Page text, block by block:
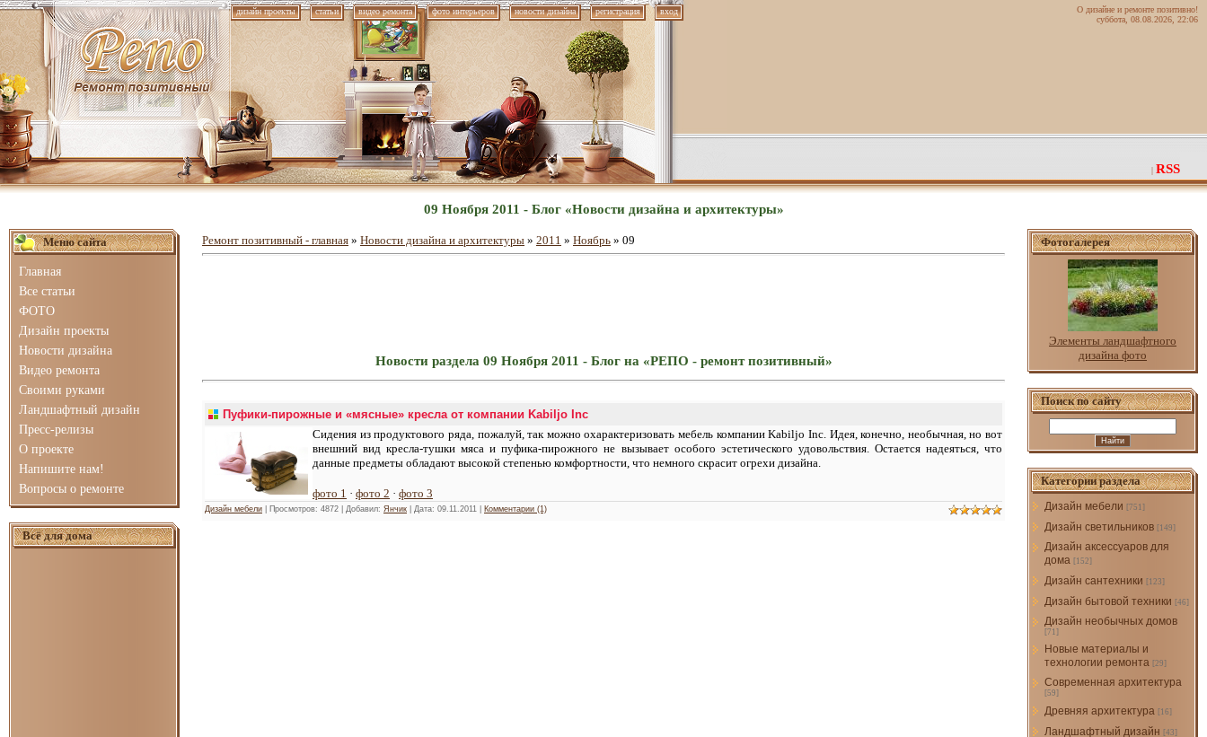
дизайн проекты статьи видео ремонта фото интерьеров новости дизайна регистрация вход
О дизайне и ремонте позитивно!
суббота, 08.08.2026, 22:06
| RSS
09 Ноября 2011 - Блог «Новости дизайна и архитектуры»
Меню сайта
Главная
Все статьи
ФОТО
Дизайн проекты
Новости дизайна
Видео ремонта
Своими руками
Ландшафтный дизайн
Пресс-релизы
О проекте
Напишите нам!
Вопросы о ремонте
Всё для дома
Ремонт позитивный - главная » Новости дизайна и архитектуры » 2011 » Ноябрь » 09
Новости раздела 09 Ноября 2011 - Блог на «РЕПО - ремонт позитивный»
Пуфики-пирожные и «мясные» кресла от компании Kabiljo Inc
Сидения из продуктового ряда, пожалуй, так можно охарактеризовать мебель компании Kabiljo Inc. Идея, конечно, необычная, но вот
внешний вид кресла-тушки мяса и пуфика-пирожного не вызывает особого эстетического удовольствия. Остается надеяться, что
данные предметы обладают высокой степенью комфортности, что немного скрасит огрехи дизайна.
фото 1 · фото 2 · фото 3
Дизайн мебели | Просмотров: 4872 | Добавил: Янчик | Дата: 09.11.2011 Комментарии (1)
Фотогалерея
Элементы ландшафтного
дизайна фото
Поиск по сайту
Категории раздела
Дизайн мебели [751]
Дизайн светильников [149]
Дизайн аксессуаров для
дома [152]
Дизайн сантехники [123]
Дизайн бытовой техники [46]
Дизайн необычных домов
[71]
Новые материалы и
технологии ремонта [29]
Современная архитектура
[59]
Древняя архитектура [16]
Ландшафтный дизайн [43]